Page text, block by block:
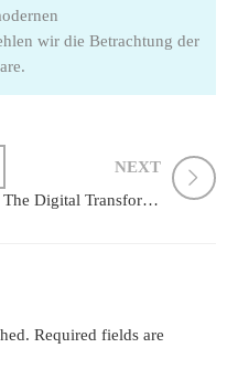
wir die Betrachtung der
NEXT
The Digital Transformation of Tourism Experiences: The Role of Interactive Online Platforms
Required fields are